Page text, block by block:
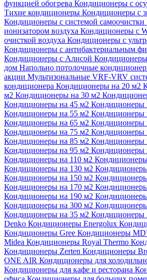
функцией обогрева Кондиционеры с
Тихие кондиционеры Кондиционеры с
Кондиционеры с системой самоочистки
ионизатором воздуха Кондиционеры с
очисткой воздуха Кондиционеры с
Кондиционеры с антибактериальным
Кондиционеры с Алисой
дом Напольно потолочные
акции Мультизональные VRF-VRV
кондиционера Кондиционеры на 20 м2
м2 Кондиционеры на 30 м2
Кондиционеры на 45 м2 Кондиционеры
Кондиционеры на 55 м2 Кондиционеры
Кондиционеры на 65 м2 Кондиционеры
Кондиционеры на 75 м2 Кондиционеры
Кондиционеры на 85 м2 Кондиционеры
Кондиционеры на 95 м2 Кондиционеры
Кондиционеры на 110 м2
Кондиционеры на 130 м2
Кондиционеры на 150 м2
Кондиционеры на 170 м2
Кондиционеры на 190 м2
Кондиционеры на 300 м2
Кондиционеры на 35 м2
Denko Кондиционеры Energolux
Кондиционеры Gree Кондиционеры
Midea Кондиционеры Royal Thermo
Кондиционеры Zerten Кондиционеры
ONE AIR Кондиционеры для
Кондиционеры для кафе и ресторана